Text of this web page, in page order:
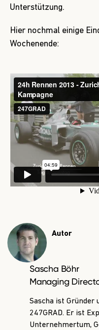
Unterstützung.
Hier nochmal einige
Wochenende:
Autor
Sascha Böhr
Managing
Sascha ist Gründer
247GRAD. Er ist
Unternehmertum,